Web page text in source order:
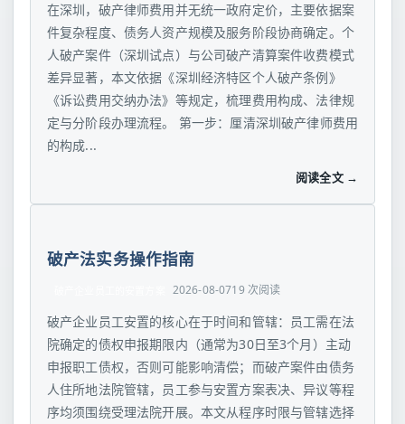
在深圳，破产律师费用并无统一政府定价，主要依据案
件复杂程度、债务人资产规模及服务阶段协商确定。个
人破产案件（深圳试点）与公司破产清算案件收费模式
差异显著，本文依据《深圳经济特区个人破产条例》
《诉讼费用交纳办法》等规定，梳理费用构成、法律规
定与分阶段办理流程。 第一步：厘清深圳破产律师费用
的构成...
阅读全文 →
破产法实务操作指南
2026-08-0719 次阅读
破产企业员工安置的核心在于时间和管辖：员工需在法
院确定的债权申报期限内（通常为30日至3个月）主动
申报职工债权，否则可能影响清偿；而破产案件由债务
人住所地法院管辖，员工参与安置方案表决、异议等程
序均须围绕受理法院开展。本文从程序时限与管辖选择